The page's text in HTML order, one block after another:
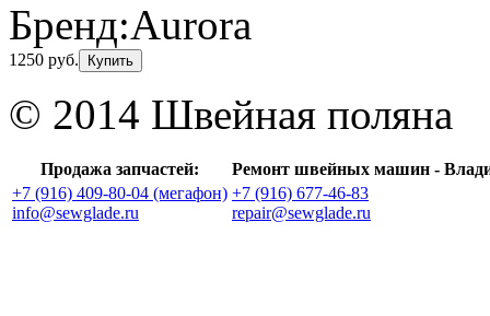
Бренд:Aurora
1250 руб. Купить
© 2014 Швейная поляна
Продажа запчастей:
Ремонт швейных машин -
+7 (916) 409-80-04 (мегафон)
info@sewglade.ru
+7 (916) 677-46-83
repair@sewglade.ru